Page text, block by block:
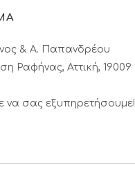
& A. Παπανδρέου
Ραφήνας, Αττική, 19009
να σας εξυπηρετήσουμε!